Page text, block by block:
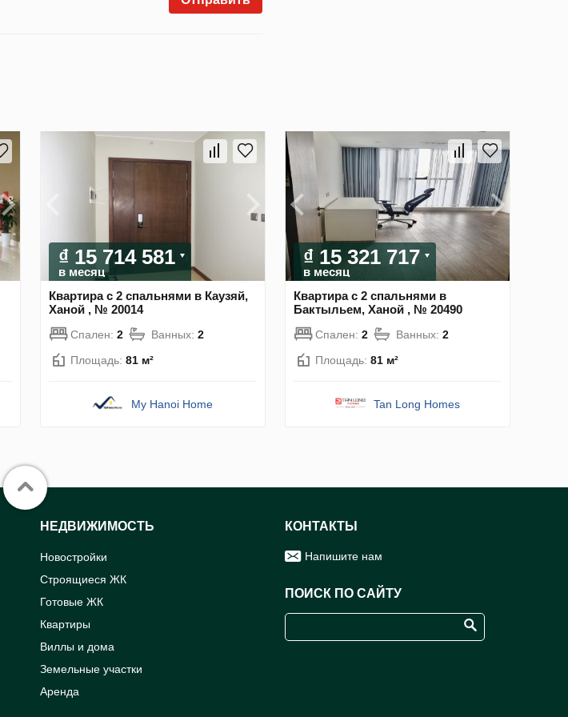
₫ 15 714 581
в месяц
Квартира с 2 спальнями в Каузяй,
Ханой , № 20014
Спален: 2 Ванных: 2
Площадь: 81 м²
My Hanoi Home
₫ 15 321 717
в месяц
Квартира с 2 спальнями в
Бактыльем, Ханой , № 20490
Спален: 2 Ванных: 2
Площадь: 81 м²
Tan Long Homes
НЕДВИЖИМОСТЬ
Новостройки
Строящиеся ЖК
Готовые ЖК
Квартиры
Виллы и дома
Земельные участки
Аренда
КОНТАКТЫ
Напишите нам
ПОИСК ПО САЙТУ